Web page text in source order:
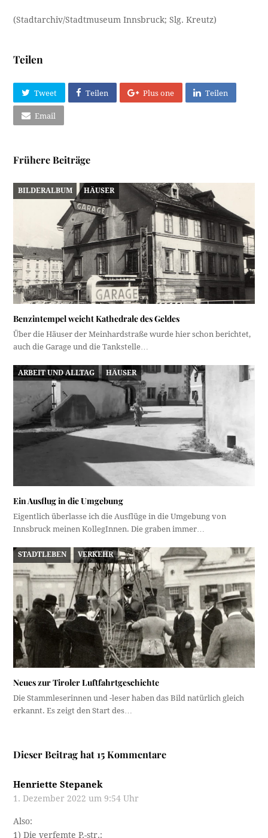
(Stadtarchiv/Stadtmuseum Innsbruck; Slg. Kreutz)
Teilen
Tweet Teilen Plus one Teilen
Email
Frühere Beiträge
BILDERALBUM HÄUSER
Benzintempel weicht Kathedrale des Geldes
Über die Häuser der Meinhardstraße wurde hier schon berichtet,
auch die Garage und die Tankstelle…
ARBEIT UND ALLTAG HÄUSER
Ein Ausflug in die Umgebung
Eigentlich überlasse ich die Ausflüge in die Umgebung von
Innsbruck meinen KollegInnen. Die graben immer…
STADTLEBEN VERKEHR
Neues zur Tiroler Luftfahrtgeschichte
Die Stammleserinnen und -leser haben das Bild natürlich gleich
erkannt. Es zeigt den Start des…
Dieser Beitrag hat 15 Kommentare
Henriette Stepanek
1. Dezember 2022 um 9:54 Uhr
Also:
1) Die verfemte P.-str.: